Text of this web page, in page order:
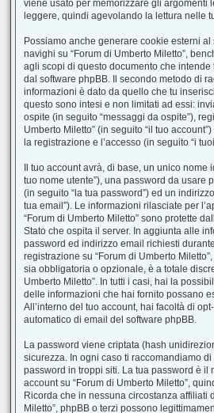
viene usato per memorizzare gli argomenti
leggere, quindi agevolando la lettura nelle
Possiamo anche generare cookie esterni al
navighi su “Forum di Umberto Miletto”,
agli scopi di questo documento che intende
dal software phpBB. Il secondo metodo di
informazioni è dato da quello che tu
questo sono intesi e non limitati ad essi:
ospite (in seguito “messaggi da ospite”),
Umberto Miletto” (in seguito “il tuo
la registrazione e l’accesso (in seguito “i
Il tuo account avrà, di base, un unico nome
tuo nome utente”), una password da usare
(in seguito “la tua password”) ed un
tua email”). Le informazioni rilasciate per
“Forum di Umberto Miletto” sono protette
Stato che ospita il server. In aggiunta alle
password ed indirizzo email richiesti
registrazione su “Forum di Umberto
sia obbligatoria o opzionale, è a totale
Umberto Miletto”. In tutti i casi, hai la
delle informazioni che hai fornito possano
All’interno del tuo account, hai facoltà di
automatico di email del software phpBB.
La password viene criptata (hash
sicurezza. In ogni caso ti raccomandiamo
password in troppi siti. La tua password è il
account su “Forum di Umberto Miletto”,
Ricorda che in nessuna circostanza affiliati
Miletto”, phpBB o terzi possono